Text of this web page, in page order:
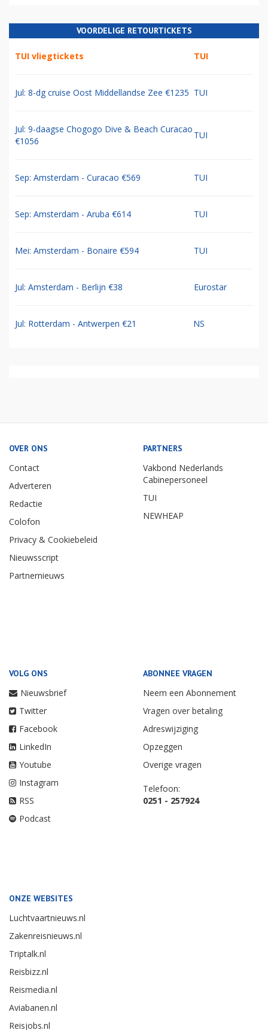
VOORDELIGE RETOURTICKETS
TUI vliegtickets TUI
Jul: 8-dg cruise Oost Middellandse Zee €1235 TUI
Jul: 9-daagse Chogogo Dive & Beach Curacao
€1056
TUI
Sep: Amsterdam - Curacao €569 TUI
Sep: Amsterdam - Aruba €614 TUI
Mei: Amsterdam - Bonaire €594 TUI
Jul: Amsterdam - Berlijn €38 Eurostar
Jul: Rotterdam - Antwerpen €21 NS
OVER ONS
Contact
Adverteren
Redactie
Colofon
Privacy & Cookiebeleid
Nieuwsscript
Partnernieuws
PARTNERS
Vakbond Nederlands
Cabinepersoneel
TUI
NEWHEAP
VOLG ONS
Nieuwsbrief
Twitter
Facebook
LinkedIn
Youtube
Instagram
RSS
Podcast
ABONNEE VRAGEN
Neem een Abonnement
Vragen over betaling
Adreswijziging
Opzeggen
Overige vragen
Telefoon:
0251 - 257924
ONZE WEBSITES
Luchtvaartnieuws.nl
Zakenreisnieuws.nl
Triptalk.nl
Reisbizz.nl
Reismedia.nl
Aviabanen.nl
Reisjobs.nl